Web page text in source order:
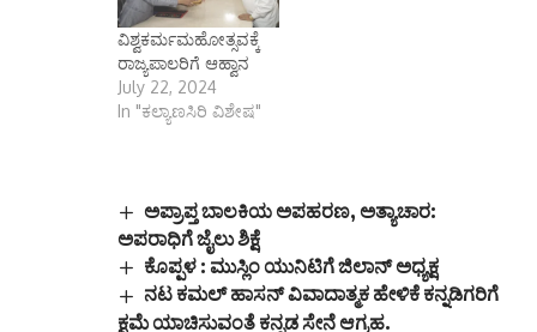
ವಿಶ್ವಕರ್ಮಮಹೋತ್ಸವಕ್ಕೆ
ರಾಜ್ಯಪಾಲರಿಗೆ ಆಹ್ವಾನ
July 22, 2024
In "ಕಲ್ಯಾಣಸಿರಿ ವಿಶೇಷ"
ಅಪ್ರಾಪ್ತ ಬಾಲಕಿಯ ಅಪಹರಣ, ಅತ್ಯಾಚಾರ:
ಅಪರಾಧಿಗೆ ಜೈಲು ಶಿಕ್ಷೆ
ಕೊಪ್ಪಳ : ಮುಸ್ಲಿಂ ಯುನಿಟಿಗೆ ಜಿಲಾನ್ ಅಧ್ಯಕ್ಷ
ನಟ ಕಮಲ್ ಹಾಸನ್ ವಿವಾದಾತ್ಮಕ ಹೇಳಿಕೆ ಕನ್ನಡಿಗರಿಗೆ
ಕ್ಷಮೆ ಯಾಚಿಸುವಂತೆ ಕನ್ನಡ ಸೇನೆ ಆಗ್ರಹ.